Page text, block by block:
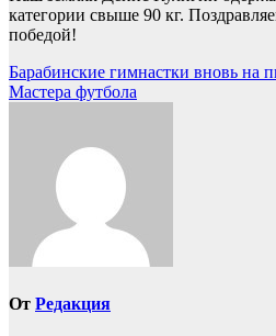
категории свыше 90 кг.
победой!
Навигация
по
Барабинские гимнастки вновь на
Мастера футбола
От Редакция